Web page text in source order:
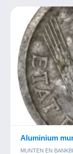
Aluminium
MUNTEN EN